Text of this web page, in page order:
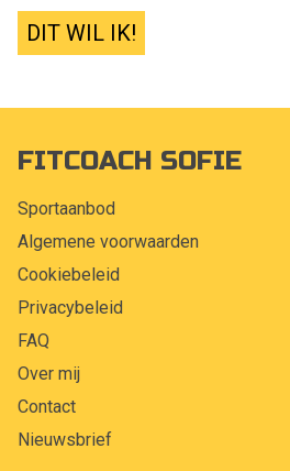
DIT WIL IK!
FITCOACH SOFIE
Sportaanbod
Algemene voorwaarden
Cookiebeleid
Privacybeleid
FAQ
Over mij
Contact
Nieuwsbrief